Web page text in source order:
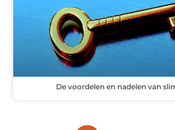
De voordelen en nadelen van